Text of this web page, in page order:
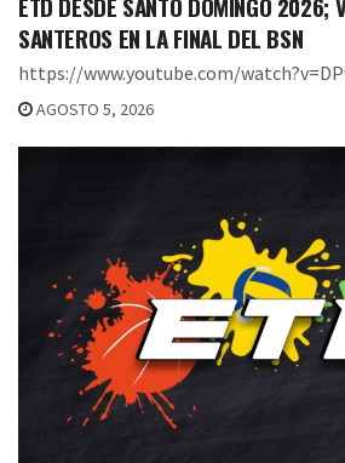
SANTEROS EN LA FINAL DEL BSN
https://www.youtube.com/
AGOSTO 5, 2026